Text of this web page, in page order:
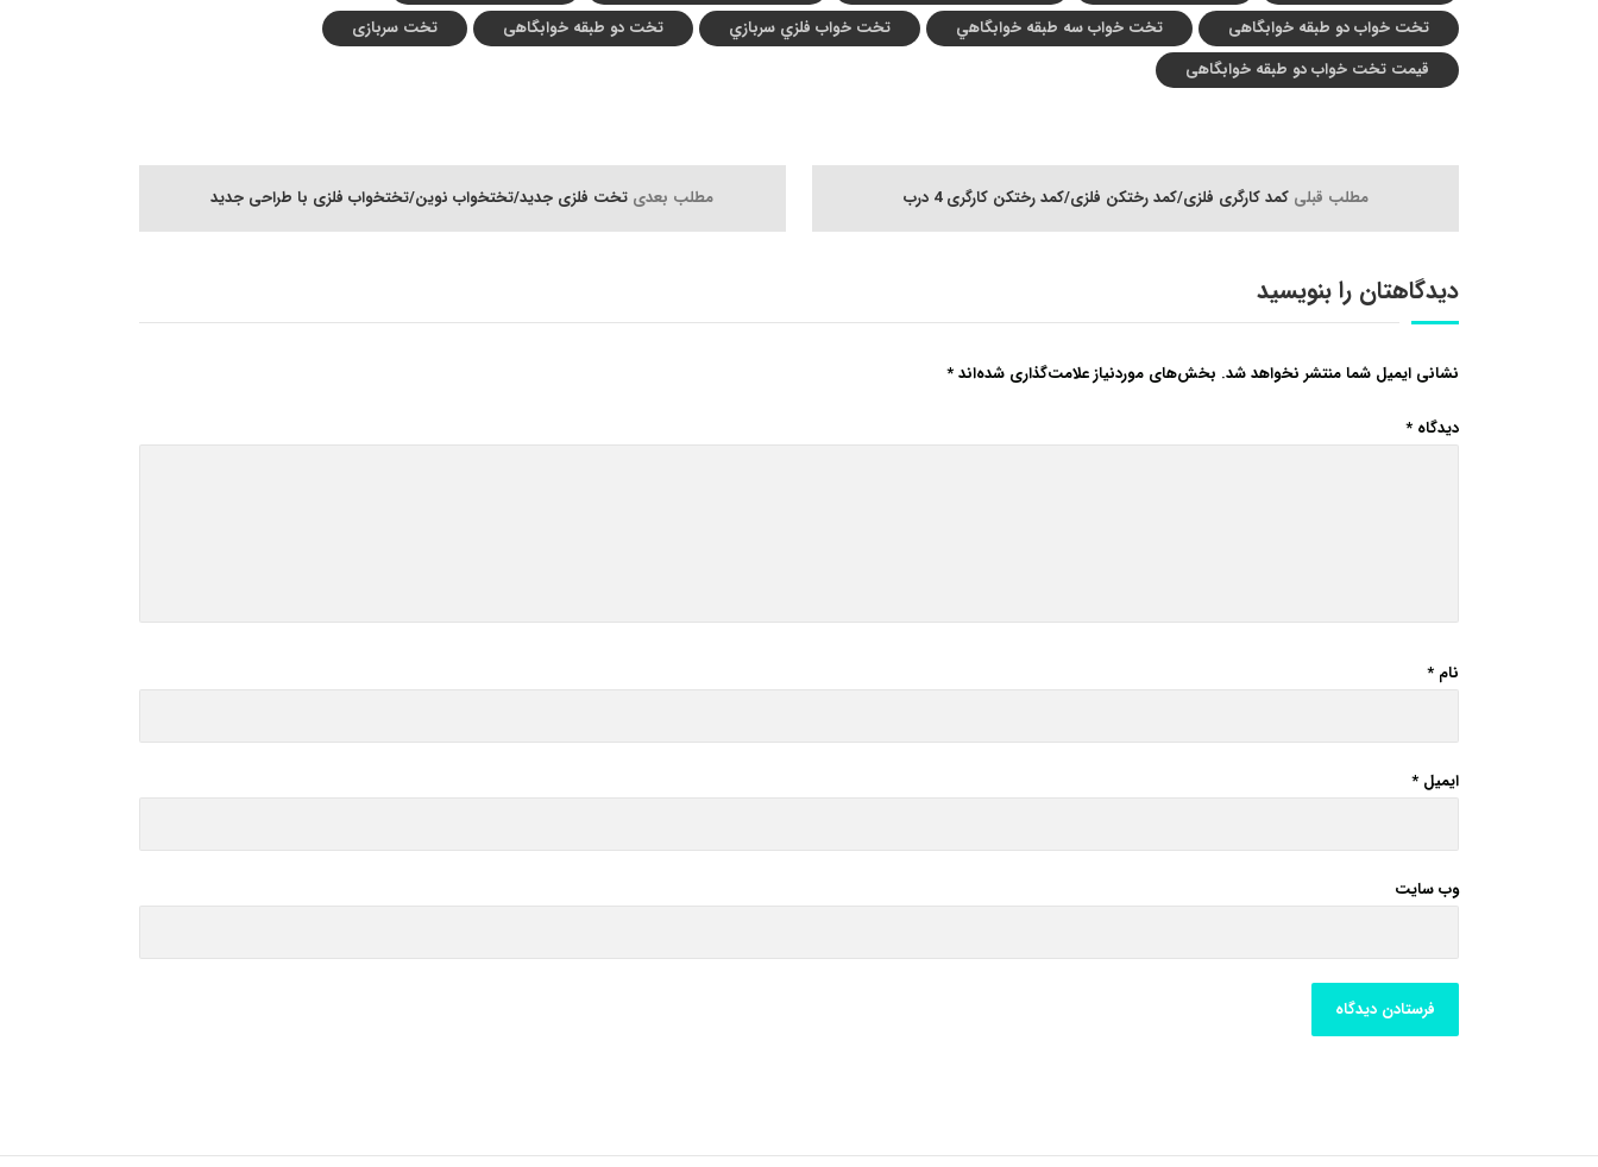
تخت خواب دو طبقه خوابگاهی
تخت خواب سه طبقه خوابگاهي تخت خواب فلزي سربازي تخت دو طبقه خوابگاهی
تخت سربازی
قیمت تخت خواب دو طبقه خوابگاهی
مطلب قبلی کمد کارگری فلزی/کمد رختکن فلزی/کمد رختکن کارگری 4 درب مطلب بعدی تخت فلزی جدید/تختخواب نوین/تختخواب فلزی با طراحی جدید
دیدگاهتان را بنویسید
نشانی ایمیل شما منتشر نخواهد شد. بخش‌های موردنیاز علامت‌گذاری شده‌اند*
دیدگاه *
نام *
ایمیل *
وب‌ سایت